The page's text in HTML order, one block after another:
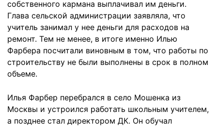
собственного кармана выплачивал им деньги.
Глава сельской администрации заявляла, что
учитель занимал у нее деньги для расходов на
ремонт. Тем не менее, в итоге именно Илью
Фарбера посчитали виновным в том, что работы по
строительству не были выполнены в срок в полном
объеме.
Илья Фарбер перебрался в село Мошенка из
Москвы и устроился работать школьным учителем,
а позднее стал директором ДК. Он обучал